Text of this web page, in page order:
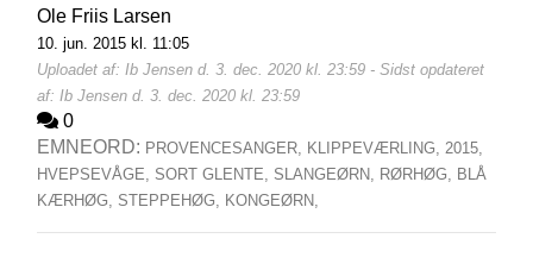
Ole Friis Larsen
10. jun. 2015 kl. 11:05
Uploadet af: Ib Jensen d. 3. dec. 2020 kl. 23:59 - Sidst opdateret
af: Ib Jensen d. 3. dec. 2020 kl. 23:59
0
EMNEORD: PROVENCESANGER, KLIPPEVÆRLING, 2015,
HVEPSEVÅGE, SORT GLENTE, SLANGEØRN, RØRHØG, BLÅ
KÆRHØG, STEPPEHØG, KONGEØRN,